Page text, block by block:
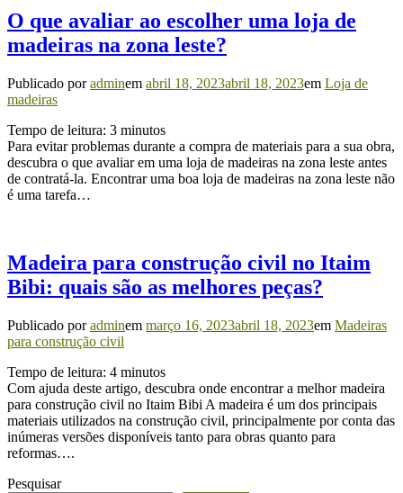
O que avaliar ao escolher uma loja de
madeiras na zona leste?
Publicado poradminem abril 18, 2023abril 18, 2023em Loja de
madeiras
Tempo de leitura: 3 minutos
Para evitar problemas durante a compra de materiais para a sua obra,
descubra o que avaliar em uma loja de madeiras na zona leste antes
de contratá-la. Encontrar uma boa loja de madeiras na zona leste não
é uma tarefa…
Madeira para construção civil no Itaim
Bibi: quais são as melhores peças?
Publicado poradminem março 16, 2023abril 18, 2023em Madeiras
para construção civil
Tempo de leitura: 4 minutos
Com ajuda deste artigo, descubra onde encontrar a melhor madeira
para construção civil no Itaim Bibi A madeira é um dos principais
materiais utilizados na construção civil, principalmente por conta das
inúmeras versões disponíveis tanto para obras quanto para
reformas….
Pesquisar